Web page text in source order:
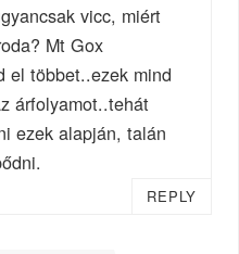
vicc, miért
Mt Gox
el többet..ezek mind
árfolyamot..tehát
ezek alapján, talán
REPLY